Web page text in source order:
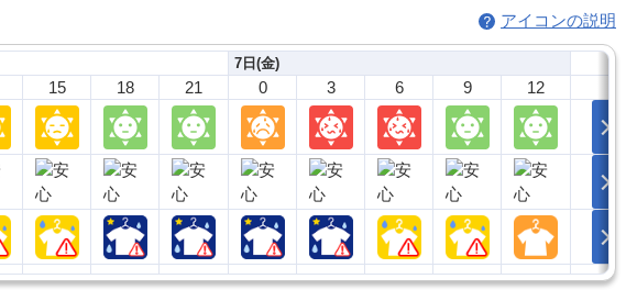
アイコンの説明
15 18 21
7日(金)
0 3 6 9 12